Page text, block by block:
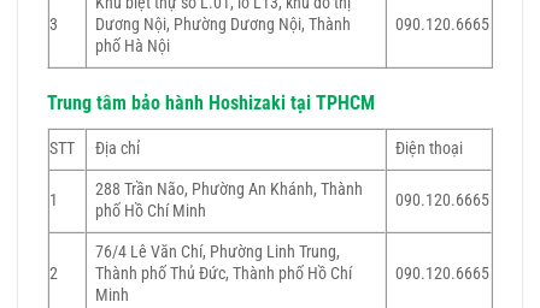
3
Dương Nội, Phường Dương Nội, Thành
phố Hà Nội
090.120.6665
Trung tâm bảo hành Hoshizaki tại TPHCM
STT Địa chỉ Điện thoại
1
288 Trần Não, Phường An Khánh, Thành
phố Hồ Chí Minh
090.120.6665
2
76/4 Lê Văn Chí, Phường Linh Trung,
Thành phố Thủ Đức, Thành phố Hồ Chí
Minh
090.120.6665